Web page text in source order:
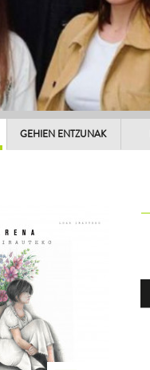
GEHIEN ENTZUNAK